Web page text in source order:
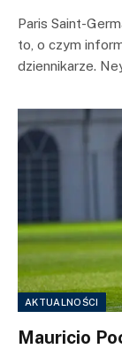
Paris Saint-
to, o czym
dziennikarze.
AKTUALNOŚCI
Mauricio